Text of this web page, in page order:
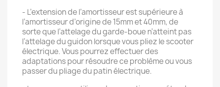
- L’extension de l’amortisseur est supérieure à
l’amortisseur d’origine de 15mm et 40mm, de
sorte que l’attelage du garde-boue n’atteint pas
l’attelage du guidon lorsque vous pliez le scooter
électrique. Vous pourrez effectuer des
adaptations pour résoudre ce problème ou vous
passer du pliage du patin électrique.